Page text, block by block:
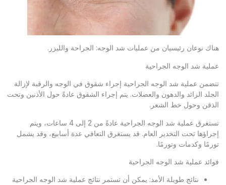
هناك نوعان رئيسيان من عمليات شد الوجه: الجراحة والليزر.
عملية شد الوجه الجراحية
تتضمن عملية شد الوجه الجراحية إجراء شقوق في الوجه والرقبة لإزالة
الجلد الزائد والدهون والعضلات. يتم إجراء الشقوق عادةً حول الأذنين وتحت
الذقن وحول خط الشعر.
تستغرق عملية شد الوجه الجراحية عادةً من 2 إلى 4 ساعات، ويتم
إجراؤها تحت التخدير العام. قد يستغرق التعافي عدة أسابيع، وقد يشمل
تورمًا وكدمات وتورمًا.
فوائد عملية شد الوجه الجراحية
نتائج طويلة الأمد: يمكن أن تستمر نتائج عملية شد الوجه الجراحية